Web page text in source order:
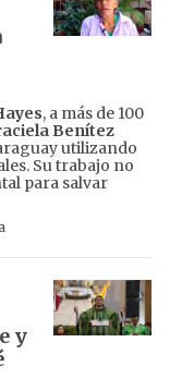
, a más de 100
Benítez
utilizando
Su trabajo no
para salvar
y